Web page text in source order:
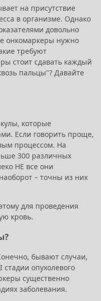
на присутствие
в организме. Однако
довольно
онкомаркеры нужно
требуют
стоит сдавать каждый
пальцы"? Давайте
которые
Если говорить проще,
процессом. На
300 различных
НЕ все они
– точны из них
для проведения
кровь.
бывают случаи,
опухолевого
существенно
заболевания.